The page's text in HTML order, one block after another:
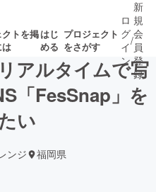
トを掲はじ
める
プロジェクト
をさがす
募集終了が近いプ
ロ
グ
イ
ン
/
新
規
会
員
登
録
アルタイムで写
「FesSnap」を
い
ンジ 福岡県